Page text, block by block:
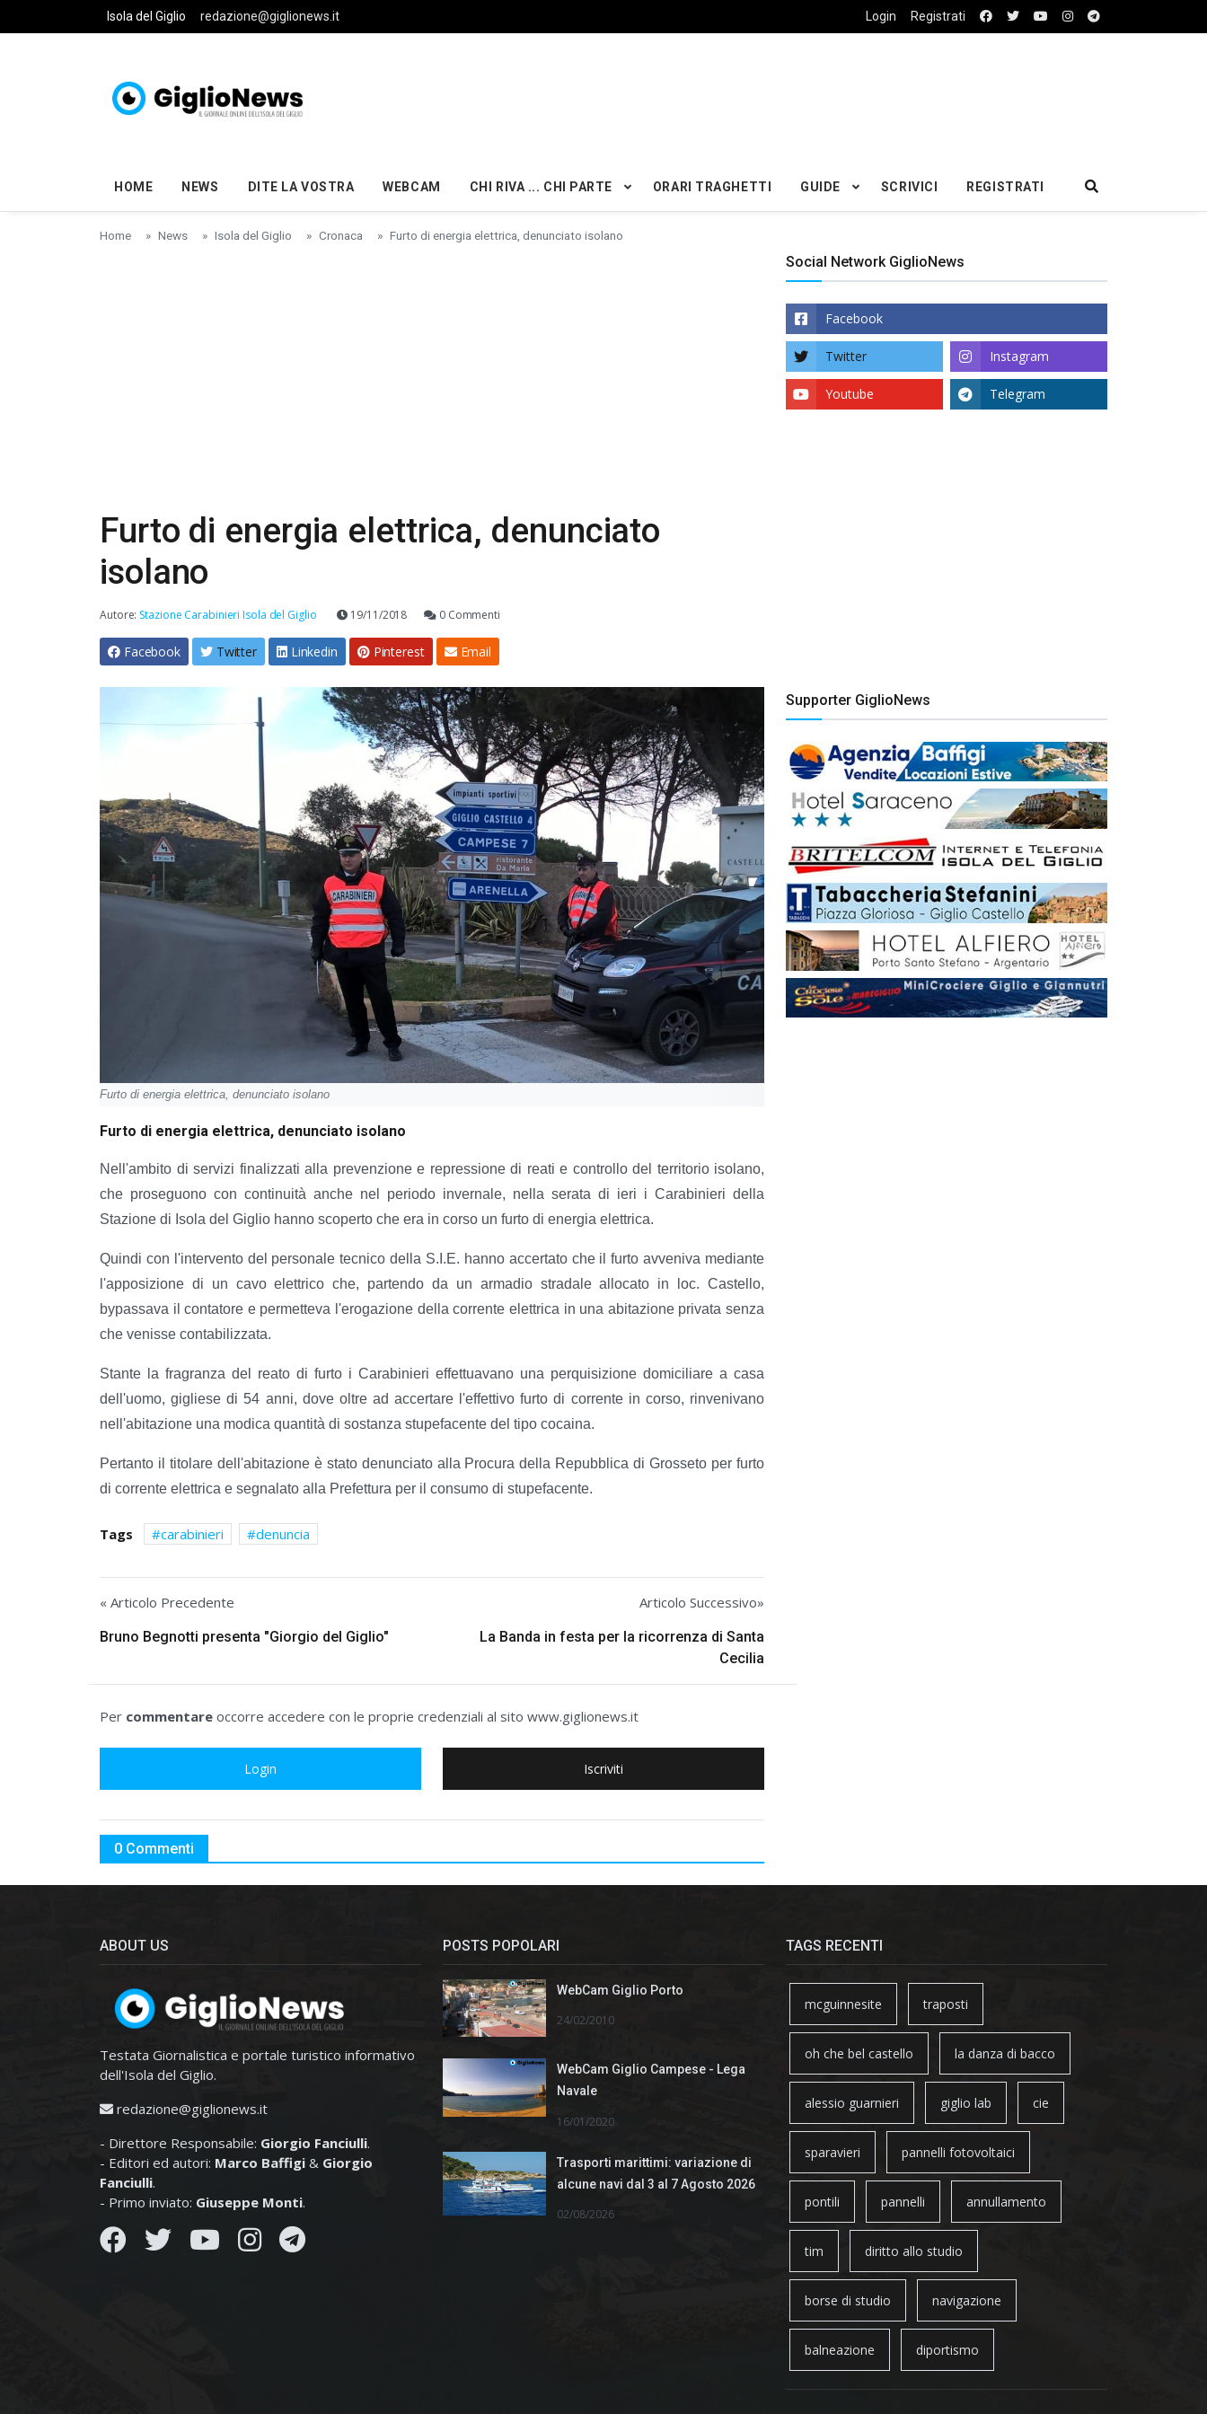
Skip to main content
Isola del Giglio redazione@giglionews.it Login Registrati
HOME NEWS DITE LA VOSTRA WEBCAM CHI RIVA ... CHI PARTE ORARI TRAGHETTI GUIDE SCRIVICI REGISTRATI
Home News Isola del Giglio Cronaca Furto di energia elettrica, denunciato isolano
Furto di energia elettrica, denunciato
isolano
Autore: Stazione Carabinieri Isola del Giglio 19/11/2018 0 Commenti
Facebook Twitter Linkedin Pinterest Email
Furto di energia elettrica, denunciato isolano
Furto di energia elettrica, denunciato isolano
Nell'ambito di servizi finalizzati alla prevenzione e repressione di reati e controllo del territorio isolano,
che proseguono con continuità anche nel periodo invernale, nella serata di ieri i Carabinieri della
Stazione di Isola del Giglio hanno scoperto che era in corso un furto di energia elettrica.
Quindi con l'intervento del personale tecnico della S.I.E. hanno accertato che il furto avveniva mediante
l'apposizione di un cavo elettrico che, partendo da un armadio stradale allocato in loc. Castello,
bypassava il contatore e permetteva l'erogazione della corrente elettrica in una abitazione privata senza
che venisse contabilizzata.
Stante la fragranza del reato di furto i Carabinieri effettuavano una perquisizione domiciliare a casa
dell'uomo, gigliese di 54 anni, dove oltre ad accertare l'effettivo furto di corrente in corso, rinvenivano
nell'abitazione una modica quantità di sostanza stupefacente del tipo cocaina.
Pertanto il titolare dell'abitazione è stato denunciato alla Procura della Repubblica di Grosseto per furto
di corrente elettrica e segnalato alla Prefettura per il consumo di stupefacente.
Tags carabinieri denuncia
« Articolo Precedente
Bruno Begnotti presenta "Giorgio del Giglio"
Articolo Successivo»
La Banda in festa per la ricorrenza di Santa
Cecilia
Per commentare occorre accedere con le proprie credenziali al sito www.giglionews.it
Login Iscriviti
0 Commenti
Social Network GiglioNews
Facebook
Twitter Instagram
Youtube Telegram
Supporter GiglioNews
ABOUT US
Testata Giornalistica e portale turistico informativo
dell'Isola del Giglio.
redazione@giglionews.it
- Direttore Responsabile: Giorgio Fanciulli.
- Editori ed autori: Marco Baffigi & Giorgio
Fanciulli.
- Primo inviato: Giuseppe Monti.
POSTS POPOLARI
WebCam Giglio Porto
24/02/2010
WebCam Giglio Campese - Lega
Navale
16/01/2020
Trasporti marittimi: variazione di
alcune navi dal 3 al 7 Agosto 2026
02/08/2026
TAGS RECENTI
mcguinnesite traposti
oh che bel castello la danza di bacco
alessio guarnieri giglio lab cie
sparavieri pannelli fotovoltaici
pontili pannelli annullamento
tim diritto allo studio
borse di studio navigazione
balneazione diportismo